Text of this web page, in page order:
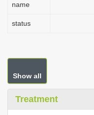
name
status
Show all
Treatment